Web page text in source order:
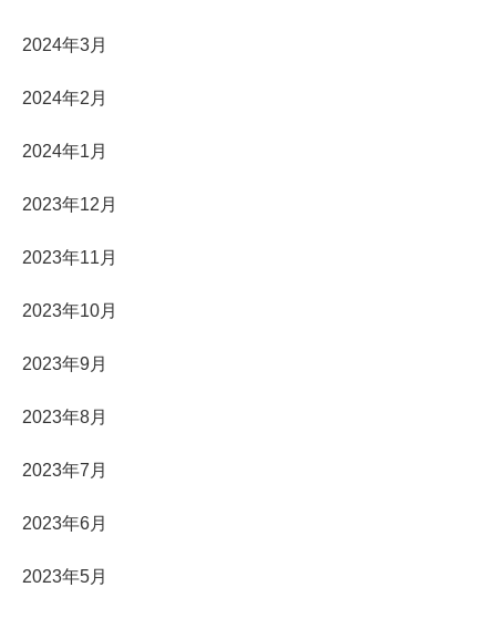
2024年3月
2024年2月
2024年1月
2023年12月
2023年11月
2023年10月
2023年9月
2023年8月
2023年7月
2023年6月
2023年5月